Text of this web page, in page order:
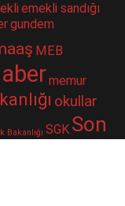
emekli sandığı
gundem
MEB
memur
okullar
Bakanlığı SGK Son